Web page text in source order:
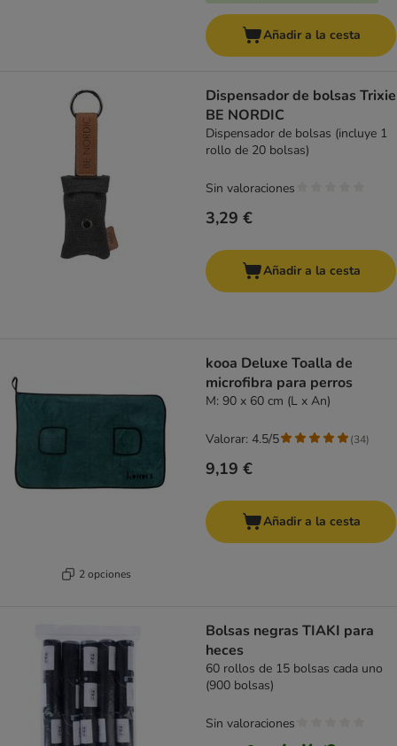
Añadir a la cesta
Dispensador de bolsas Trixie
BE NORDIC
Dispensador de bolsas (incluye 1
rollo de 20 bolsas)
3,29 €
Sin valoraciones
Añadir a la cesta
2 opciones
kooa Deluxe Toalla de
microfibra para perros
M: 90 x 60 cm (L x An)
9,19 €
Valorar: 4.5/5 (34)
Añadir a la cesta
Bolsas negras TIAKI para
heces
60 rollos de 15 bolsas cada uno
(900 bolsas)
Sin valoraciones